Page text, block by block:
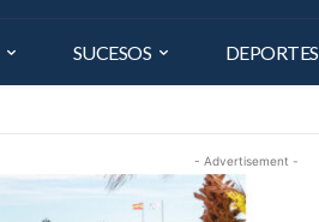
SUCESOS DEPORTES
- Advertisement -